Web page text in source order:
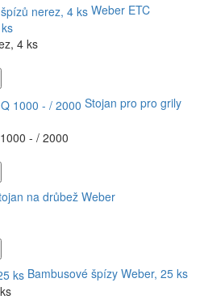
Weber ETC
4 ks
Stojan pro pro grily
- / 2000
na drůbež Weber
Bambusové špízy Weber, 25 ks